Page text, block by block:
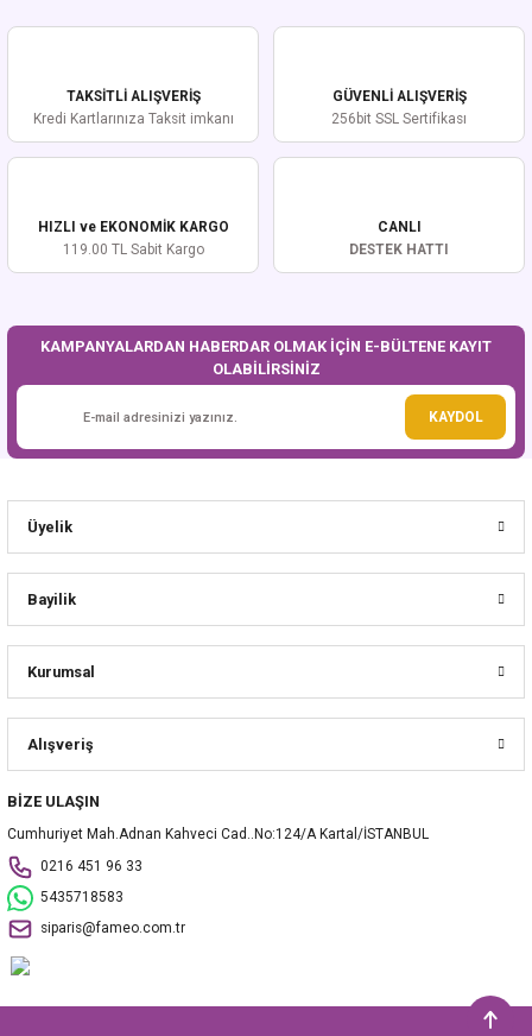
Ürün resmi kalitesiz, bozuk veya görüntülenemiyor.
Ürün fiyatı diğer sitelerden daha pahalı.
Bu ürüne benzer farklı alternatifler olmalı.
TAKSİTLİ ALIŞVERİŞ
Kredi Kartlarınıza Taksit imkanı
GÜVENLİ ALIŞVERİŞ
256bit SSL Sertifikası
HIZLI ve EKONOMİK KARGO
119.00 TL Sabit Kargo
CANLI
DESTEK HATTI
KAMPANYALARDAN HABERDAR OLMAK İÇİN E-BÜLTENE KAYIT
OLABİLİRSİNİZ
KAYDOL
Üyelik
Bayilik
Kurumsal
Alışveriş
BİZE ULAŞIN
Cumhuriyet Mah.Adnan Kahveci Cad..No:124/A Kartal/İSTANBUL
0216 451 96 33
5435718583
siparis@fameo.com.tr